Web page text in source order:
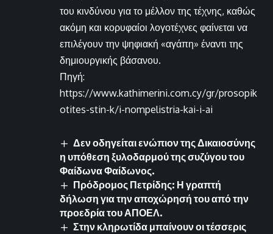
του κινδύνου για το μέλλον της τέχνης, καθώς
ακόμη και κορυφαίοι λογοτέχνες φαίνεται να
επιλέγουν την ψηφιακή «αγάπη» έναντι της
δημιουργικής βάσανου.
Πηγή:
https://www.kathimerini.com.cy/gr/prosopik
otites-stin-k/i-nompelistria-kai-i-ai
Δεν οδηγείται ενώπιον της Δικαιοσύνης
η υπόθεση ξυλοδαρμού της συζύγου του
Φαίδωνα Φαίδωνος.
Πρόδρομος Πετρίδης: Η γραπτή
δήλωση για την αποχώρησή του από την
προεδρία του ΑΠΟΕΛ.
Στην κληρωτίδα μπαίνουν οι τέσσερις